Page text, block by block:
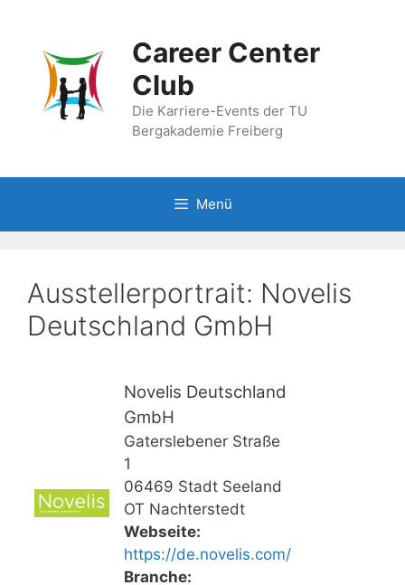
springen
Career Center
Club
Die Karriere-Events der TU
Bergakademie Freiberg
Menü
Ausstellerportrait: Novelis
Deutschland GmbH
Novelis Deutschland
GmbH
Gaterslebener Straße
1
06469 Stadt Seeland
OT Nachterstedt
Webseite:
https://de.novelis.com/
Branche: